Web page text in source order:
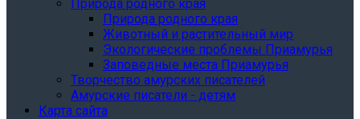
Природа родного края
Природа родного края
Животный и растительный мир
Экологические проблемы Приамурья
Заповедные места Приамурья
Творчество амурских писателей
Амурские писатели - детям
Карта сайта